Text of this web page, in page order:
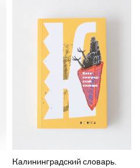
Калининградский словарь.